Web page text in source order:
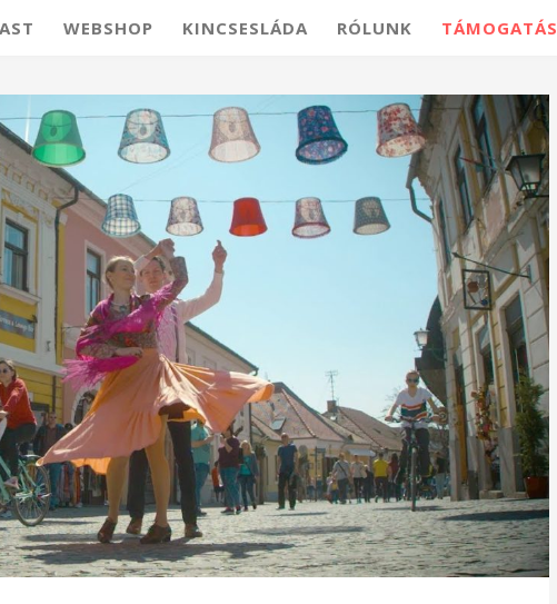
WEBSHOP KINCSESLÁDA RÓLUNK TÁMOGATÁS